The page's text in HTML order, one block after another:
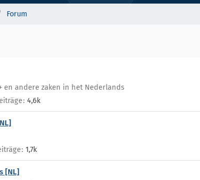
Forum
en andere zaken in het Nederlands
4,6k
1,7k
[NL]